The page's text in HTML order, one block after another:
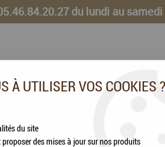
du lundi au samedi
ANIMAUX DE LA FERME
À UTILISER VOS COOKIES ?
du site
des mises à jour sur nos produits